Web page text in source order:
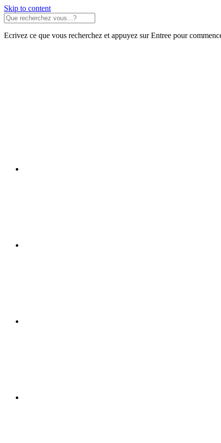
Skip to content
Ecrivez ce que vous recherchez et appuyez sur Entree pour